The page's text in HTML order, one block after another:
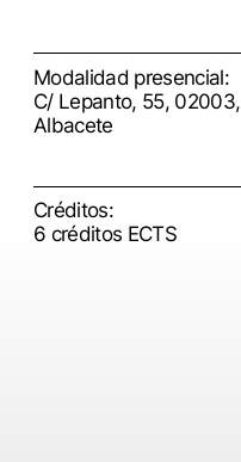
Modalidad presencial:
C/ Lepanto, 55, 02003,
Albacete
Créditos:
6 créditos ECTS